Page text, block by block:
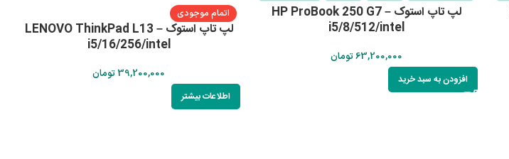
لپ تاپ استوک HP ProBook 250 G7 –
i5/8/512/intel
63,200,000تومان
افزودن به سبد خرید
اتمام موجودی
لپ تاپ استوک LENOVO ThinkPad L13 –
i5/16/256/intel
39,200,000 تومان
اطلاعات بیشتر